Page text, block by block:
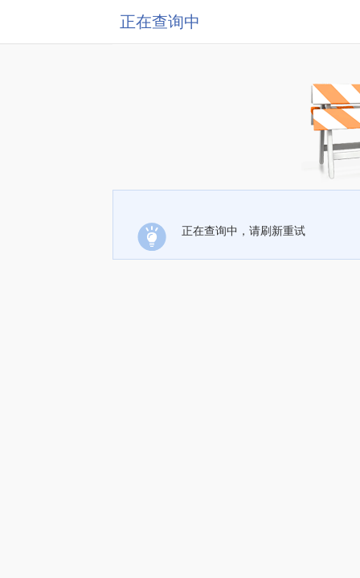
正在查询中
正在查询中，请刷新重试